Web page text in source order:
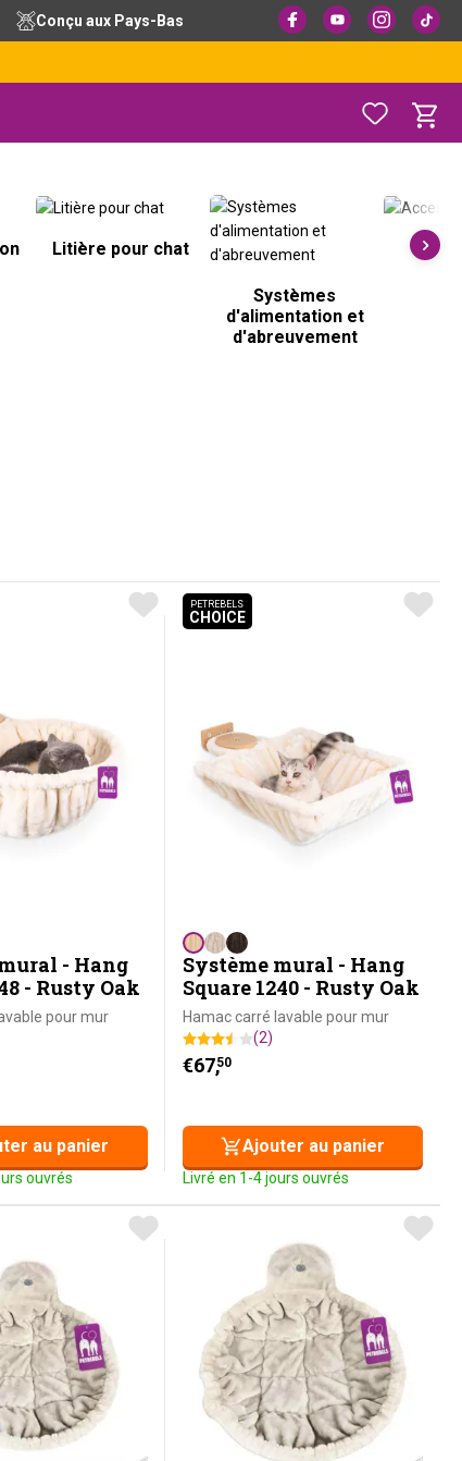
Conçu aux Pays-Bas
Litière pour chat
Systèmes
d'alimentation et
d'abreuvement
- Hang
- Rusty Oak
pour mur
ouvrés
au panier
PETREBELS
CHOICE
PETREBELS CHOICE
Système mural - Hang
Square 1240 - Rusty Oak
Hamac carré lavable pour mur
(2)
€67,50
Livré en 1-4 jours ouvrés
Ajouter au panier